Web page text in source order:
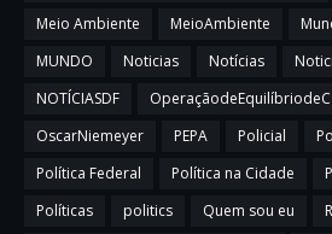
Meio Ambiente
MeioAmbiente
MUNDO
Noticias Notícias
NOTÍCIASDF
OscarNiemeyer
PEPA Policial
Política Federal
Política na Cidade
Políticas
politics Quem sou eu